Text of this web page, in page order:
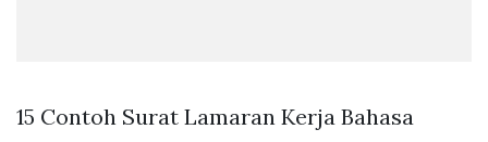
15 Contoh Surat Lamaran Kerja Bahasa